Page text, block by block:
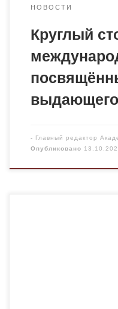
НОВОСТИ
Круглый
- Главный редактор
Опубликовано